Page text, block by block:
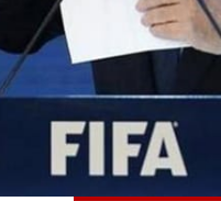
البرامج
جدول البرامج
الترددات
عن MTV
الإنـتـاج